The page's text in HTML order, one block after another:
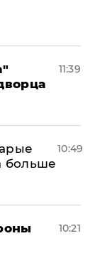
11:39
больше
10:49
10:21